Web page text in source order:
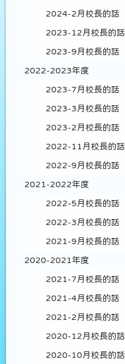
2024-2月校長的話
2023-12月校長的話
2023-9月校長的話
2022-2023年度
2023-7月校長的話
2023-3月校長的話
2023-2月校長的話
2022-11月校長的話
2022-9月校長的話
2021-2022年度
2022-5月校長的話
2022-3月校長的話
2021-9月校長的話
2020-2021年度
2021-7月校長的話
2021-4月校長的話
2021-2月校長的話
2020-12月校長的話
2020-10月校長的話